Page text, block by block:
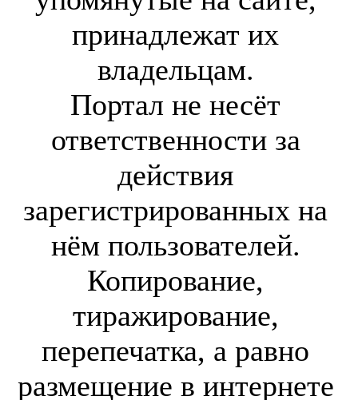
принадлежат их
владельцам.
Портал не несёт
ответственности за
действия
зарегистрированных на
нём пользователей.
Копирование,
тиражирование,
перепечатка, а равно
размещение в интернете